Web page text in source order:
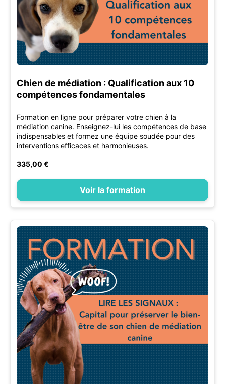
Chien de médiation : Qualification aux 10
compétences fondamentales
Formation en ligne pour préparer votre chien à la
médiation canine. Enseignez-lui les compétences de base
indispensables et formez une équipe soudée pour des
interventions efficaces et harmonieuses.
335,00 €
Voir la formation